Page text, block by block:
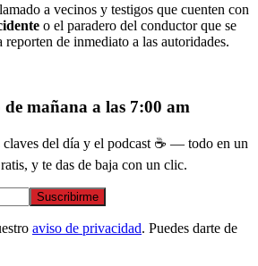
a vecinos y testigos que cuenten con
o el paradero del conductor que se
de inmediato a las autoridades.
mañana a las 7:00 am
claves del día y el podcast ☕ — todo en un
y te das de baja con un clic.
Suscribirme
aviso de privacidad. Puedes darte de